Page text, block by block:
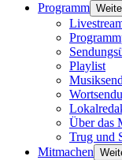
Programm
Playlist
Über das
Trug und
Mitmachen